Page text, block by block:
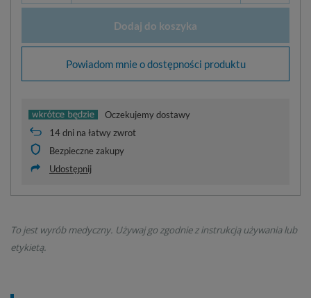
Dodaj do koszyka
Powiadom mnie o dostępności produktu
Oczekujemy dostawy
14dni na łatwy zwrot
Bezpieczne zakupy
Udostępnij
To jest wyrób medyczny. Używaj go zgodnie z instrukcją używania lub
etykietą.